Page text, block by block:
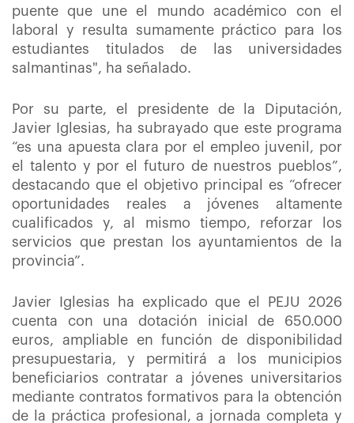
puente que une el mundo académico con el
laboral y resulta sumamente práctico para los
estudiantes titulados de las universidades
salmantinas", ha señalado.
Por su parte, el presidente de la Diputación,
Javier Iglesias, ha subrayado que este programa
“es una apuesta clara por el empleo juvenil, por
el talento y por el futuro de nuestros pueblos”,
destacando que el objetivo principal es “ofrecer
oportunidades reales a jóvenes altamente
cualificados y, al mismo tiempo, reforzar los
servicios que prestan los ayuntamientos de la
provincia”.
Javier Iglesias ha explicado que el PEJU 2026
cuenta con una dotación inicial de 650.000
euros, ampliable en función de disponibilidad
presupuestaria, y permitirá a los municipios
beneficiarios contratar a jóvenes universitarios
mediante contratos formativos para la obtención
de la práctica profesional, a jornada completa y